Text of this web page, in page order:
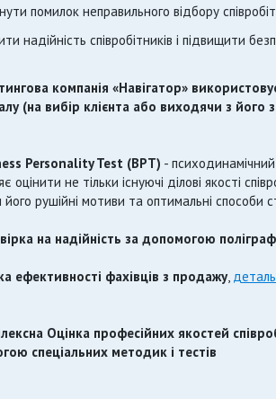
помилок неправильного відбору
надійність співробітників і підвищити
компанія «Навігатор»
(на вибір клієнта або виходячи з його
Personality Test (BPT) -
оцінити не тільки існуючі ділові якості
його рушійні мотиви та оптимальні способи
на надійність за допомогою
ефективності фахівців з продажу,
Оцінка професійних якостей
спеціальних методик і тестів